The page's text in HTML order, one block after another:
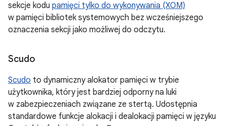
sekcje kodu pamięci tylko do wykonywania (XOM)
w pamięci bibliotek systemowych bez wcześniejszego
oznaczenia sekcji jako możliwej do odczytu.
Scudo
Scudo to dynamiczny alokator pamięci w trybie
użytkownika, który jest bardziej odporny na luki
w zabezpieczeniach związane ze stertą. Udostępnia
standardowe funkcje alokacji i dealokacji pamięci w języku